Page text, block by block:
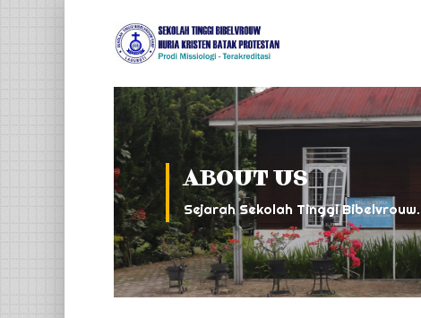
ABOUT US
Sejarah Sekolah Tinggi Bibelvrouw.